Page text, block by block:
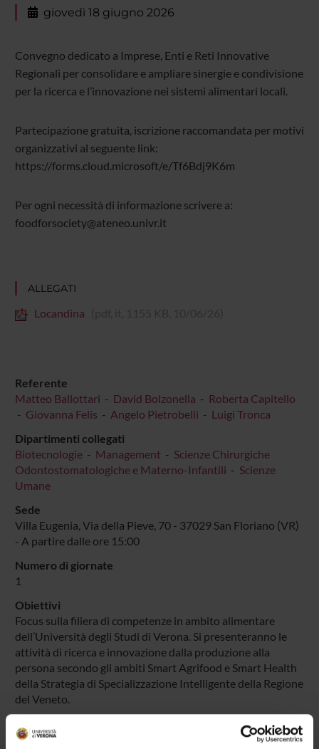
giovedì 18 giugno 2026
Convegno dedicato a Imprese, Enti e Reti Innovative
Regionali per consolidare e ampliare sinergie e condivisione
per la ricerca e l’innovazione nei sistemi alimentari locali.
Partecipazione gratuita, iscrizione raccomandata per motivi
organizzativi al seguente link:
https://forms.cloud.microsoft/e/Tf6Bdj9K6m
Per ogni necessità di informazione scrivere a:
foodforsociety@ateneo.univr.it
ALLEGATI
Locandina
Referente
Matteo Ballottari - David Bolzonella - Roberta Capitello
- Giovanna Felis - Angelo Pietrobelli - Luigi Tronca
Dipartimenti collegati
Biotecnologie - Management - Scienze Chirurgiche
Odontostomatologiche e Materno-Infantili - Scienze
Umane
Sede
Villa Eugenia, Via della Pieve, 70 - 37029 San Floriano (VR)
- A partire dalle ore 15:00
Numero di giornate
1
Obiettivi
Focus sulla filiera di competenze in ambito alimentare
dell’Università degli Studi di Verona. Si presenteranno le
attività di ricerca e innovazione dalla produzione alla
persona secondo gli ambiti Smart Agrifood e Smart Health
della Strategia di Specializzazione Intelligente della Regione
del Veneto.
CONSORZIO RIAV